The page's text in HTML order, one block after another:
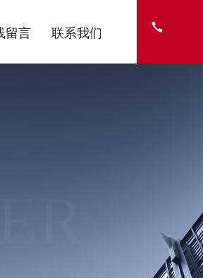
留言 联系我们